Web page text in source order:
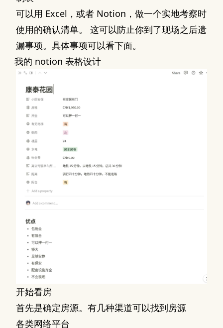
可以用 Excel，或者 Notion，做一个实地考察时
使用的确认清单。 这可以防止你到了现场之后遗
漏事项。具体事项可以看下面。
我的 notion 表格设计
开始看房
首先是确定房源。有几种渠道可以找到房源
各类网络平台